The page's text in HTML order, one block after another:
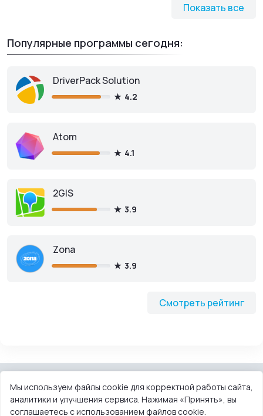
Показать все
Популярные программы сегодня:
Смотреть рейтинг
DriverPack Solution
4.2
Atom
4.1
2GIS
3.9
Zona
3.9
КОНТАКТЫ ПОЛЬЗОВАТЕЛЬСКОЕ СОГЛАШЕНИЕ
Мы используем файлы cookie для корректной работы сайта,
аналитики и улучшения сервиса. Нажимая «Принять», вы
соглашаетесь с использованием файлов cookie.